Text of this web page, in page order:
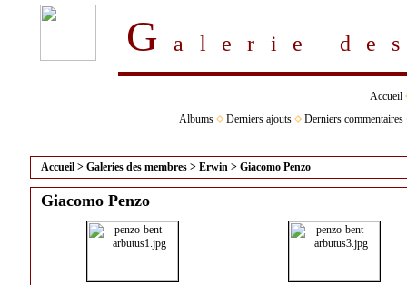
Galerie
Accueil
Albums
Derniers ajouts Derniers commentaires
Accueil > Galeries des membres > Erwin > Giacomo Penzo
Giacomo Penzo